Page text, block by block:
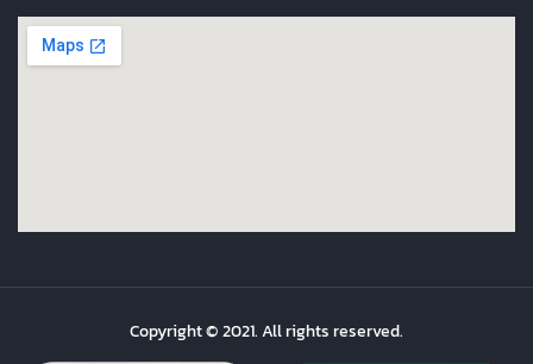
Copyright © 2021. All rights reserved.